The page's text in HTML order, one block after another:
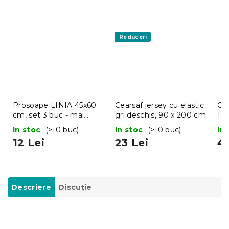
Prosoape LINIA 45x60
cm, set 3 buc - mai
multe variante
In stoc (>10 buc)
12 Lei
Reduceri
Cearsaf jersey cu elastic
gri deschis, 90 x 200 cm
In stoc
(>10 buc)
23 Lei
In
Descriere Discuţie